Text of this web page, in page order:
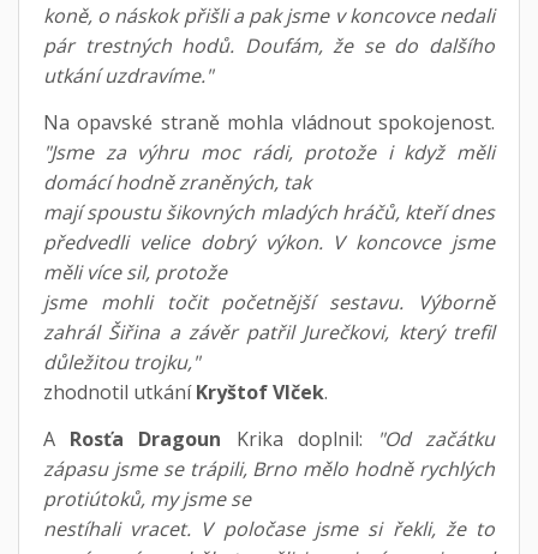
koně, o náskok přišli a pak jsme v koncovce nedali
pár trestných hodů. Doufám, že se do dalšího
utkání uzdravíme."
Na opavské straně mohla vládnout spokojenost.
"Jsme za výhru moc rádi, protože i když měli
domácí hodně zraněných, tak
mají spoustu šikovných mladých hráčů, kteří dnes
předvedli velice dobrý výkon. V koncovce jsme
měli více sil, protože
jsme mohli točit početnější sestavu. Výborně
zahrál Šiřina a závěr patřil Jurečkovi, který trefil
důležitou trojku,"
zhodnotil utkáníKryštof Vlček.
A Rosťa Dragoun Krika doplnil: "Od začátku
zápasu jsme se trápili, Brno mělo hodně rychlých
protiútoků, my jsme se
nestíhali vracet. V poločase jsme si řekli, že to